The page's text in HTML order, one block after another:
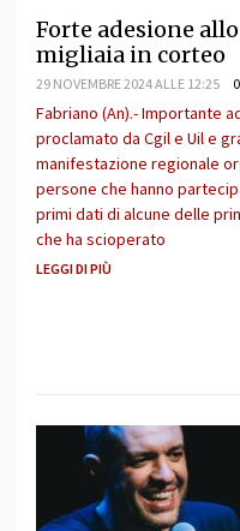
Forte adesione
migliaia in corteo
29 NOVEMBRE 2024 ALLE 12:25
Fabriano (An).- Importante
proclamato da Cgil e Uil e
manifestazione regionale
persone che hanno
primi dati di alcune delle
che ha scioperato
LEGGI DI PIÙ